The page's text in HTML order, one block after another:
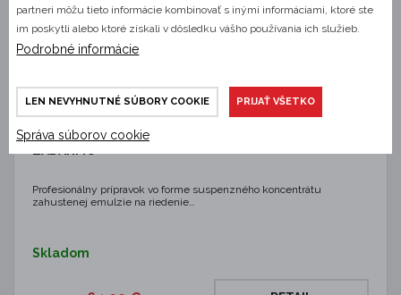
Insekticíd proti hmyzu Cimex-Out – 0,5 l – Akcia 5 + 1
Profesionálny prípravok vo forme suspenzného koncentrátu
zahustenej emulzie na riedenie…
Skladom
partneri môžu tieto informácie kombinovať s inými informáciami, ktoré ste
im poskytli alebo ktoré získali v dôsledku vášho používania ich služieb.
Podrobné informácie
LEN NEVYHNUTNÉ SÚBORY COOKIE PRIJAŤ VŠETKO
Správa súborov cookie